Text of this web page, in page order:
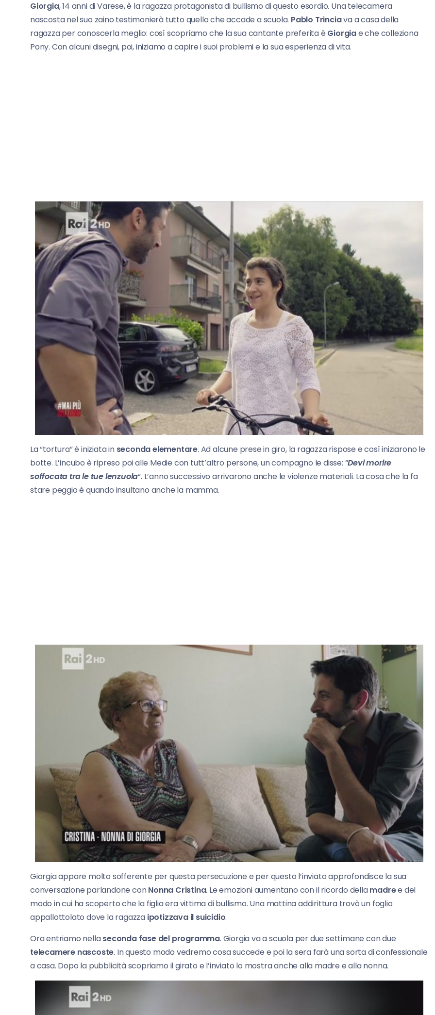
Giorgia, 14 anni di Varese, è la ragazza protagonista di bullismo di questo esordio. Una telecamera
nascosta nel suo zaino testimonierà tutto quello che accade a scuola. Pablo Trinciava a casa della
ragazza per conoscerla meglio: così scopriamo che la sua cantante preferita è Giorgiae che colleziona
Pony. Con alcuni disegni, poi, iniziamo a capire i suoi problemi e la sua esperienza di vita.
La “tortura” è iniziata in seconda elementare. Ad alcune prese in giro, la ragazza rispose e così iniziarono le
botte. L’incubo è ripreso poi alle Medie con tutt’altro persone, un compagno le disse: “Devi morire
soffocata tra le tue lenzuola“. L’anno successivo arrivarono anche le violenze materiali. La cosa che la fa
stare peggio è quando insultano anche la mamma.
Giorgia appare molto sofferente per questa persecuzione e per questo l’inviato approfondisce la sua
conversazione parlandone conNonna Cristina. Le emozioni aumentano con il ricordo dellamadree del
modo in cui ha scoperto che la figlia era vittima di bullismo. Una mattina addirittura trovò un foglio
appallottolato dove la ragazza ipotizzava il suicidio.
Ora entriamo nellaseconda fase del programma. Giorgia va a scuola per due settimane con due
telecamere nascoste. In questo modo vedremo cosa succede e poi la sera farà una sorta di confessionale
a casa. Dopo la pubblicità scopriamo il girato e l’inviato lo mostra anche alla madre e alla nonna.